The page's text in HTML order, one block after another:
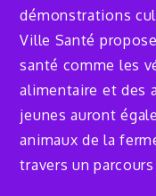
démonstrations
Ville Santé
santé comme les
alimentaire et des
jeunes auront
animaux de la
travers un